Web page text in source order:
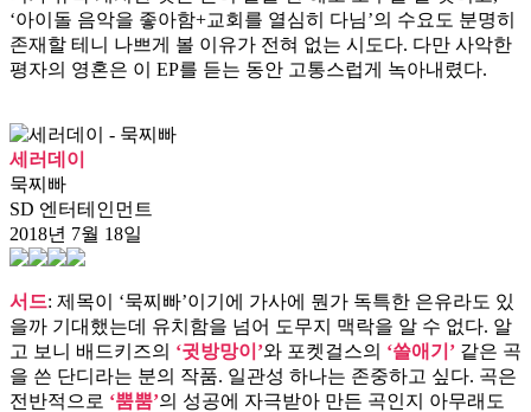
‘아이돌 음악을 좋아함+교회를 열심히 다님’의 수요도 분명히
존재할 테니 나쁘게 볼 이유가 전혀 없는 시도다. 다만 사악한
평자의 영혼은 이 EP를 듣는 동안 고통스럽게 녹아내렸다.
세러데이
묵찌빠
SD 엔터테인먼트
2018년 7월 18일
서드: 제목이 ‘묵찌빠’이기에 가사에 뭔가 독특한 은유라도 있
을까 기대했는데 유치함을 넘어 도무지 맥락을 알 수 없다. 알
고 보니 배드키즈의 ‘귓방망이’와 포켓걸스의 ‘쓸애기’ 같은 곡
을 쓴 단디라는 분의 작품. 일관성 하나는 존중하고 싶다. 곡은
전반적으로 ‘뿜뿜’의 성공에 자극받아 만든 곡인지 아무래도